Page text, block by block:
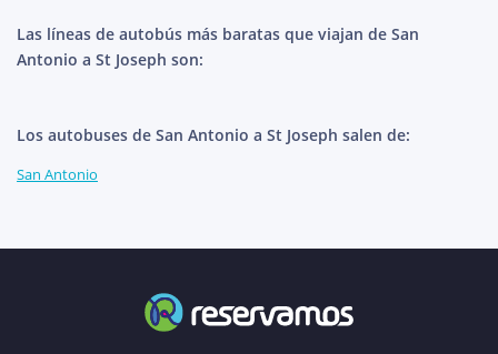
Las líneas de autobús más baratas que viajan de San
Antonio a St Joseph son:
Los autobuses de San Antonio a St Joseph salen de:
San Antonio